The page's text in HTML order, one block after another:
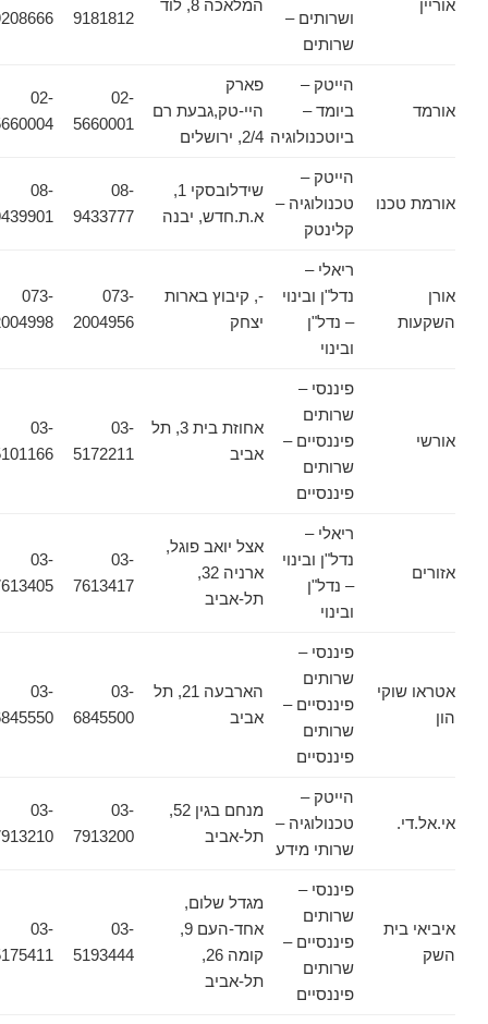
אוריין
ושרותים –
שרותים
המלאכה 8, לוד
9181812
9208666
אורמד
הייטק –
ביומד –
ביוטכנולוגיה
פארק
היי-טק,גבעת רם
2/4, ירושלים
02-
5660001
02-
5660004
אורמת טכנו
הייטק –
טכנולוגיה –
קלינטק
שידלובסקי 1,
א.ת.חדש, יבנה
08-
9433777
08-
9439901
אורן
השקעות
ריאלי –
נדל"ן ובינוי
– נדל"ן
ובינוי
-, קיבוץ בארות
יצחק
073-
2004956
073-
2004998
אורשי
פיננסי –
שרותים
פיננסיים –
שרותים
פיננסיים
אחוזת בית 3, תל
אביב
03-
5172211
03-
5101166
אזורים
ריאלי –
נדל"ן ובינוי
– נדל"ן
ובינוי
אצל יואב פוגל,
ארניה 32,
תל-אביב
03-
7613417
03-
7613405
אטראו שוקי
הון
פיננסי –
שרותים
פיננסיים –
שרותים
פיננסיים
הארבעה 21, תל
אביב
03-
6845500
03-
6845550
אי.אל.די.
הייטק –
טכנולוגיה –
שרותי מידע
מנחם בגין 52,
תל-אביב
03-
7913200
03-
7913210
איביאי בית
השק
פיננסי –
שרותים
פיננסיים –
שרותים
פיננסיים
מגדל שלום,
אחד-העם 9,
קומה 26,
תל-אביב
03-
5193444
03-
5175411